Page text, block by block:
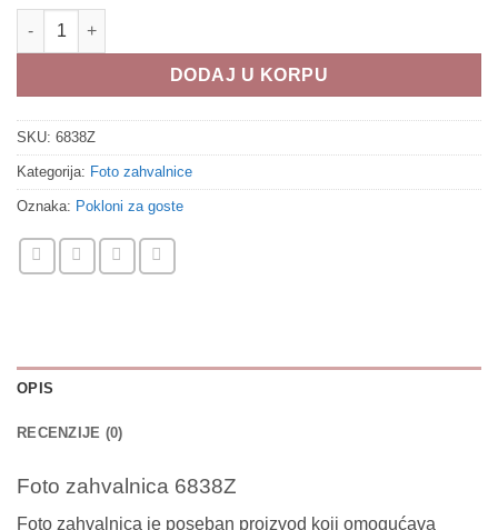
Foto zahvalnica 6838Z količina
DODAJ U KORPU
SKU: 6838Z
Kategorija: Foto zahvalnice
Oznaka: Pokloni za goste
OPIS
RECENZIJE (0)
Foto zahvalnica 6838Z
Foto zahvalnica je poseban proizvod koji omogućava